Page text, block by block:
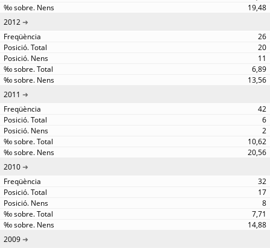
19,48
2012
26
20
11
6,89
13,56
2011
42
6
2
10,62
20,56
2010
32
17
8
7,71
14,88
2009